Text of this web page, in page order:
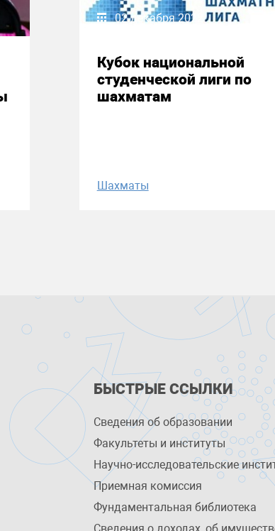
02 декабря 2022
Кубок национальной
студенческой лиги по
шахматам
Шахматы
БЫСТРЫЕ ССЫЛКИ
Сведения об образовании
Факультеты и институты
Научно-исследовательские
Приемная комиссия
Фундаментальная библиотека